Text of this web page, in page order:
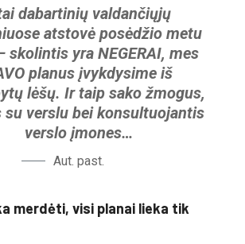
dabartinių valdančiųjų
atstovė posėdžio metu
skolintis yra NEGERAI, mes
planus įvykdysime iš
lėšų. Ir taip sako žmogus,
su verslu bei konsultuojantis
verslo įmones…
Aut. past.
merdėti, visi planai lieka tik